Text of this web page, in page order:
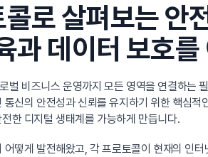
로 살펴보는 안
과 데이터 보호를
벌 비즈니스 운영까지 모든 영역을 연결하는
통신의 안전성과 신뢰를 유지하기 위한 핵심
한 디지털 생태계를 가능하게 만듭니다.
어떻게 발전해왔고, 각 프로토콜이 현재의 인